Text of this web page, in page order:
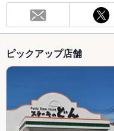
ピックアップ店舗